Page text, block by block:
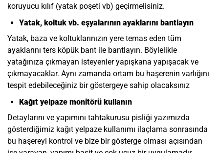
koruyucu kılıf (yatak poşeti vb) geçirmelisiniz.
Yatak, koltuk vb. eşyalarının ayaklarını bantlayın
Yatak, baza ve koltuklarınızın yere temas eden tüm
ayaklarını ters köpük bant ile bantlayın. Böylelikle
yatağınıza çıkmayan isteyenler yapışkana yapışacak ve
çıkmayacaklar. Aynı zamanda ortam bu haşerenin varlığını
tespit edebileceğiniz bir göstergeye sahip olacaksınız
Kağıt yelpaze monitörü kullanın
Detaylarını ve yapımını tahtakurusu pisliği yazımızda
gösterdiğimiz kağıt yelpaze kullanımı ilaçlama sonrasında
bu haşereyi kontrol ve bize bir gösterge olması açısından